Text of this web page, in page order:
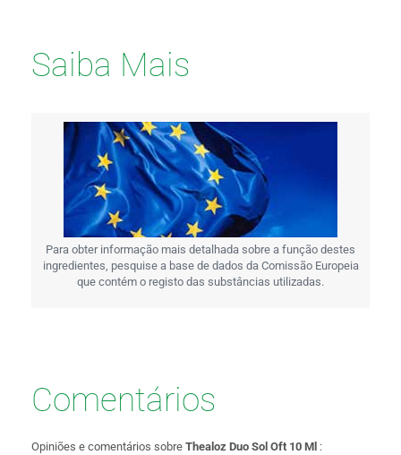
Saiba Mais
Para obter informação mais detalhada sobre a função destes
ingredientes, pesquise a base de dados da Comissão Europeia
que contém o registo das substâncias utilizadas.
Comentários
Opiniões e comentários sobre Thealoz Duo Sol Oft 10 Ml :